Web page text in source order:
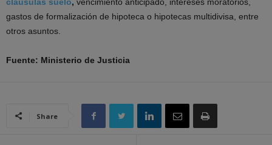
gastos de formalización de hipoteca o hipotecas multidivisa, entre
otros asuntos.
Fuente: Ministerio de Justicia
Share